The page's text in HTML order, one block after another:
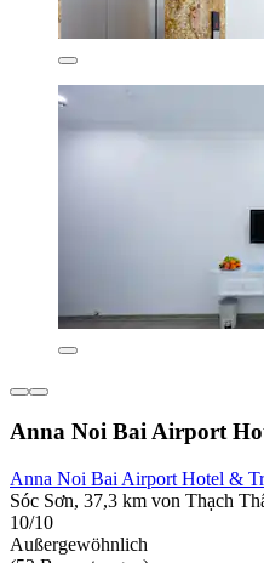
Anna Noi Bai Airport
Anna Noi Bai Airport Hotel &
Sóc Sơn, 37,3 km von Thạch
10/10
Außergewöhnlich